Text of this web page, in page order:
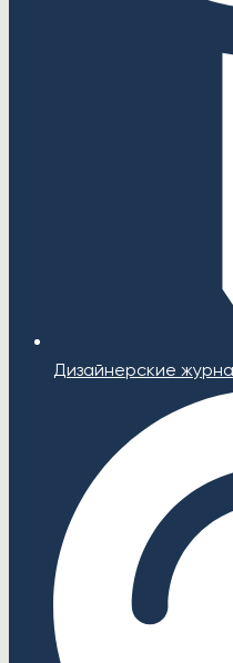
Дизайнерские